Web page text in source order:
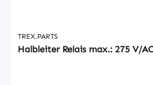
TREX.PARTS
Halbleiter Relais max.: 275 V/